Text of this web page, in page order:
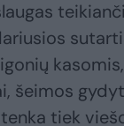
šeimos
tiek